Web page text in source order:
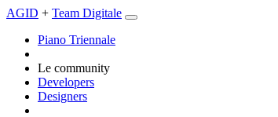
AGID + Team Digitale
Piano Triennale
Le community
Developers
Designers